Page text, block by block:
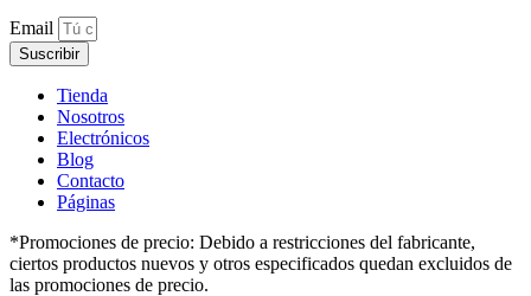
Email
Suscribir
Tienda
Nosotros
Electrónicos
Blog
Contacto
Páginas
*Promociones de precio: Debido a restricciones del fabricante,
ciertos productos nuevos y otros especificados quedan excluidos de
las promociones de precio.